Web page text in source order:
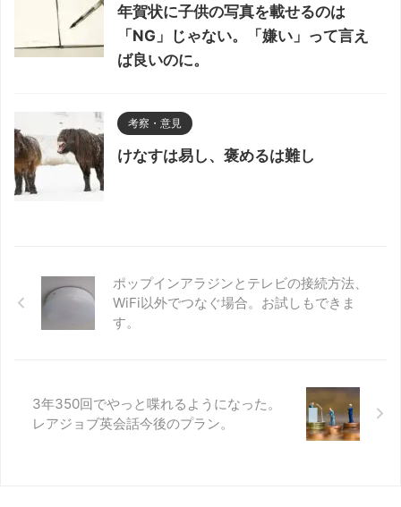
年賀状に子供の写真を載せるのは
「NG」じゃない。「嫌い」って言え
ば良いのに。
考察・意見
けなすは易し、褒めるは難し
ポップインアラジンとテレビの接続方法、
WiFi以外でつなぐ場合。お試しもできま
す。
3年350回でやっと喋れるようになった。
レアジョブ英会話今後のプラン。